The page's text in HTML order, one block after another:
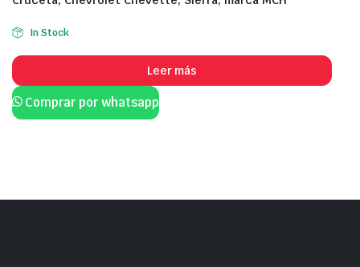
In Stock
Leer más
Comprar por whatsapp